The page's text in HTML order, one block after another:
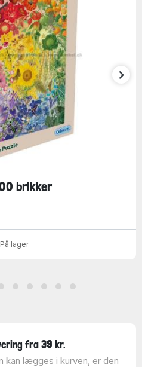
brikker
På lager
fra 39 kr.
kan lægges i kurven, er den